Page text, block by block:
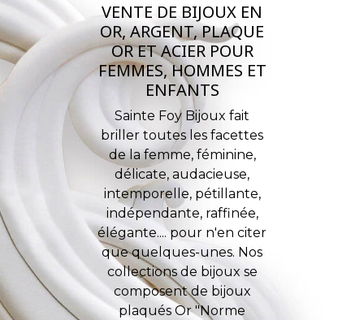
VENTE DE BIJOUX EN
OR, ARGENT, PLAQUE
OR ET ACIER POUR
FEMMES, HOMMES ET
ENFANTS
Sainte Foy Bijoux fait
briller toutes les facettes
de la femme, féminine,
délicate, audacieuse,
intemporelle, pétillante,
indépendante, raffinée,
élégante.... pour n'en citer
que quelques-unes. Nos
collections de bijoux se
composent de bijoux
plaqués Or "Norme